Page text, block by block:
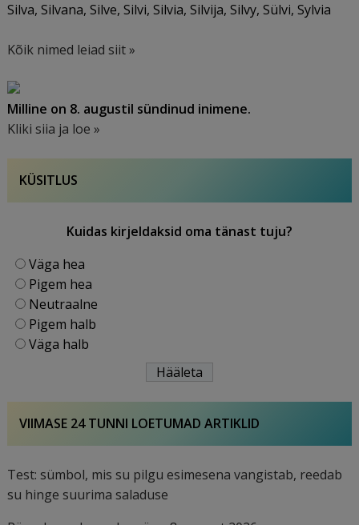
Silva, Silvana, Silve, Silvi, Silvia, Silvija, Silvy, Sülvi, Sylvia
Kõik nimed leiad siit »
Milline on 8. augustil sündinud inimene.
Kliki siia ja loe »
KÜSITLUS
Kuidas kirjeldaksid oma tänast tuju?
Väga hea
Pigem hea
Neutraalne
Pigem halb
Väga halb
VIIMASE 24 TUNNI LOETUMAD ARTIKLID
Test: sümbol, mis su pilgu esimesena vangistab, reedab
su hinge suurima saladuse